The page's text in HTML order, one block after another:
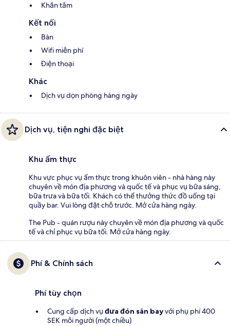
Khăn tắm
Kết nối
Bàn
Wifi miễn phí
Điện thoại
Khác
Dịch vụ dọn phòng hàng ngày
Dịch vụ, tiện nghi đặc biệt
Khu ẩm thực
Khu vực phục vụ ẩm thực trong khuôn viên - nhà hàng này
chuyên về món địa phương và quốc tế và phục vụ bữa sáng,
bữa trưa và bữa tối. Khách có thể thưởng thức đồ uống tại
quầy bar. Vui lòng đặt chỗ trước. Mở cửa hàng ngày.
The Pub - quán rượu này chuyên về món địa phương và quốc
tế và chỉ phục vụ bữa tối. Mở cửa hàng ngày.
Phí & Chính sách
Phí tùy chọn
Cung cấp dịch vụ đưa đón sân bayvới phụ phí 400
SEK mỗi người (một chiều)